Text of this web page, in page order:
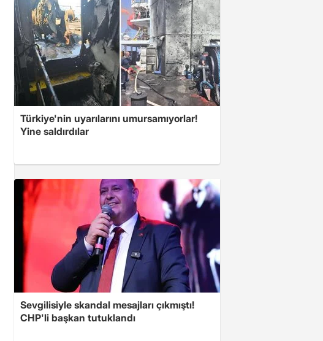
Türkiye'nin uyarılarını umursamıyorlar!
Yine saldırdılar
Sevgilisiyle skandal mesajları çıkmıştı!
CHP'li başkan tutuklandı